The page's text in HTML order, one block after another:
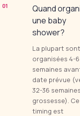
01
Quand
une baby
shower?
La plupart sont
organisées 4-6
semaines
date prévue
32-36
grossesse). Ce
timing est